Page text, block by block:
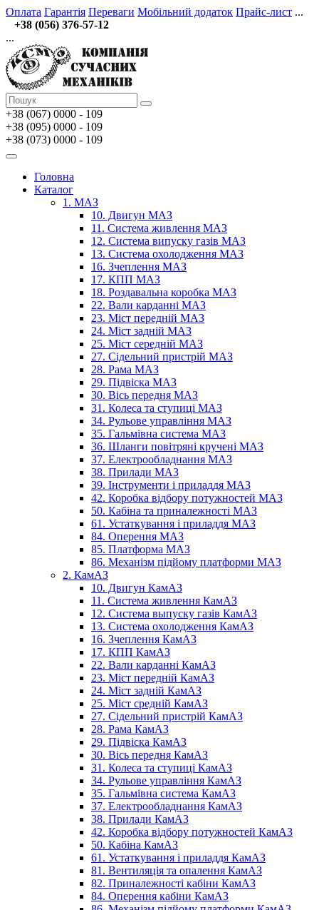
Оплата Гарантія Переваги Мобільний додаток Прайс-лист ...
+38 (056) 376-57-12
...
+38 (067) 0000 - 109
+38 (095) 0000 - 109
+38 (073) 0000 - 109
Головна
Каталог
1. МАЗ
10. Двигун МАЗ
11. Система живлення МАЗ
12. Система випуску газів МАЗ
13. Система охолодження МАЗ
16. Зчеплення МАЗ
17. КПП МАЗ
18. Роздавальна коробка МАЗ
22. Вали карданні МАЗ
23. Міст передній МАЗ
24. Міст задній МАЗ
25. Міст середній МАЗ
27. Сідельний пристрій МАЗ
28. Рама МАЗ
29. Підвіска МАЗ
30. Вісь передня МАЗ
31. Колеса та ступиці МАЗ
34. Рульове управління МАЗ
35. Гальмівна система МАЗ
36. Шланги повітряні кручені МАЗ
37. Електрообладнання МАЗ
38. Прилади МАЗ
39. Інструменти і приладдя МАЗ
42. Коробка відбору потужностей МАЗ
50. Кабіна та приналежності МАЗ
61. Устаткування і приладдя МАЗ
84. Оперення МАЗ
85. Платформа МАЗ
86. Механізм підйому платформи МАЗ
2. КамАЗ
10. Двигун КамАЗ
11. Система живлення КамАЗ
12. Система выпуску газів КамАЗ
13. Система охолодження КамАЗ
16. Зчеплення КамАЗ
17. КПП КамАЗ
22. Вали карданні КамАЗ
23. Міст передній КамАЗ
24. Міст задній КамАЗ
25. Міст средній КамАЗ
27. Сідельний пристрій КамАЗ
28. Рама КамАЗ
29. Підвіска КамАЗ
30. Вісь передня КамАЗ
31. Колеса та ступиці КамАЗ
34. Рульове управління КамАЗ
35. Гальмівна система КамАЗ
37. Електрообладнання КамАЗ
38. Прилади КамАЗ
42. Коробка відбору потужностей КамАЗ
50. Кабіна КамАЗ
61. Устаткування і приладдя КамАЗ
81. Вентиляція та опалення КамАЗ
82. Приналежності кабіни КамАЗ
84. Оперення кабіни КамАЗ